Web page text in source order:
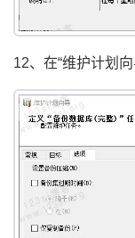
12、在“维护计划向